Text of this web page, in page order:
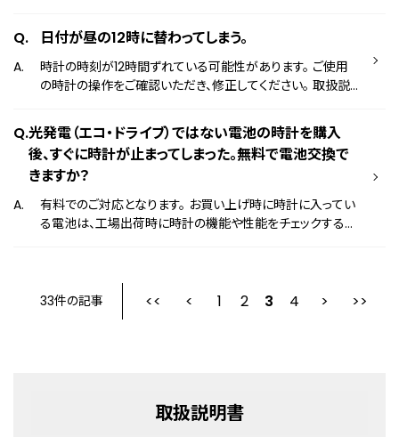
お問い合わせください。 お問い合わせ窓口はこちら ※冬
は長袖で時計が隠れてしまうため、太陽光が当たりにくくな
ります。日照時間も短いため、夏よりも太陽光に当てることを
心がけてください。 ※充電が完了する時間は製品によって異
書はこちら
日付が昼の12時に替わってしまう。
時計の時刻が12時間ずれている可能性があります。 ご使用
の時計の操作をご確認いただき、修正してください。 取扱説
光発電（エコ・ドライブ）ではない電池の時計を購入
後、すぐに時計が止まってしまった。無料で電池交換で
きますか？
有料でのご対応となります。 お買い上げ時に時計に入ってい
る電池は、工場出荷時に時計の機能や性能をチェックする為
早く時計が止まってしまう場合がございます。
33件の記事
最初 前
1 2 3 4
取扱説明書